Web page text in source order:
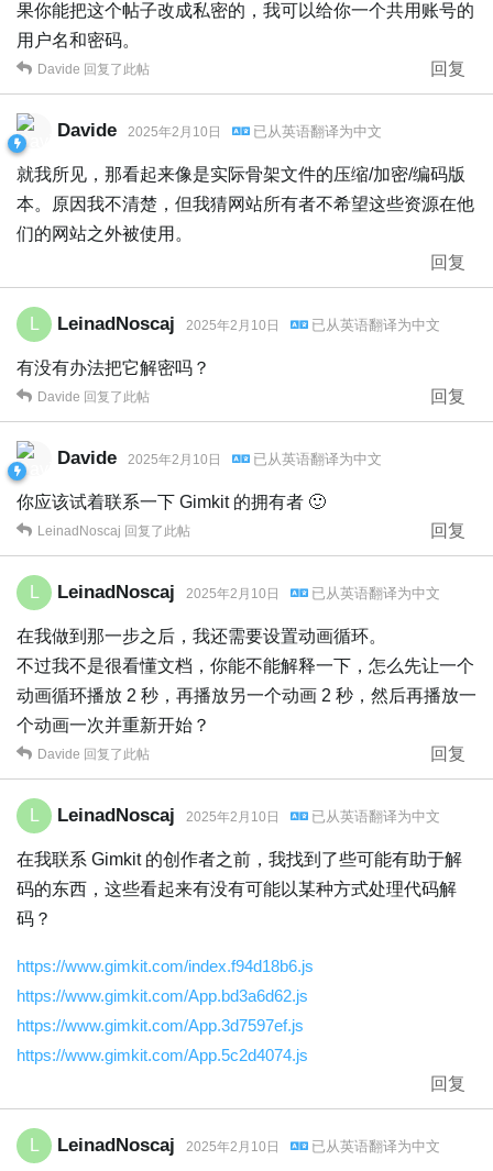
果你能把这个帖子改成私密的，我可以给你一个共用账号的
用户名和密码。
回复
Davide 回复了此帖
Davide 2025年2月10日 已从英语翻译为中文
就我所见，那看起来像是实际骨架文件的压缩/加密/编码版
本。原因我不清楚，但我猜网站所有者不希望这些资源在他
们的网站之外被使用。
回复
LeinadNoscaj 2025年2月10日 已从英语翻译为中文
有没有办法把它解密吗？
回复
Davide 回复了此帖
Davide 2025年2月10日 已从英语翻译为中文
你应该试着联系一下 Gimkit 的拥有者 🙂
回复
LeinadNoscaj 回复了此帖
LeinadNoscaj 2025年2月10日 已从英语翻译为中文
在我做到那一步之后，我还需要设置动画循环。
不过我不是很看懂文档，你能不能解释一下，怎么先让一个
动画循环播放 2 秒，再播放另一个动画 2 秒，然后再播放一
个动画一次并重新开始？
回复
Davide 回复了此帖
LeinadNoscaj 2025年2月10日 已从英语翻译为中文
在我联系 Gimkit 的创作者之前，我找到了些可能有助于解
码的东西，这些看起来有没有可能以某种方式处理代码解
码？
https://www.gimkit.com/index.f94d18b6.js
https://www.gimkit.com/App.bd3a6d62.js
https://www.gimkit.com/App.3d7597ef.js
https://www.gimkit.com/App.5c2d4074.js
回复
LeinadNoscaj 2025年2月10日 已从英语翻译为中文